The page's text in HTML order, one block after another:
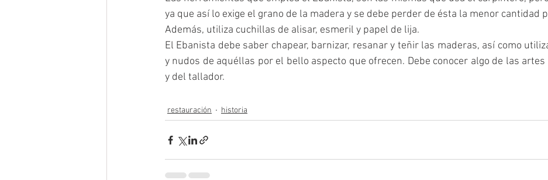
ya que así lo exige el grano de la madera y se debe perder de ésta la menor cantidad
Además, utiliza cuchillas de alisar, esmeril y papel de lija.
El Ebanista debe saber chapear, barnizar, resanar y teñir las maderas, así como
y nudos de aquéllas por el bello aspecto que ofrecen. Debe conocer algo de las
y del tallador.
restauración historia